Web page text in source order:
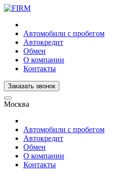
Автомобили с пробегом
Автокредит
Обмен
О компании
Контакты
Заказать звонок
Москва
Автомобили с пробегом
Автокредит
Обмен
О компании
Контакты